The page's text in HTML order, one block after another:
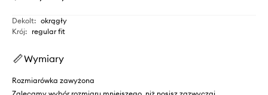
Dekolt: okrągły
Krój: regular fit
Wymiary
Rozmiarówka zawyżona